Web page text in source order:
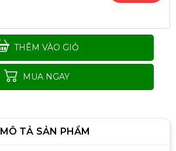
THÊM VÀO GIỎ
MUA NGAY
MÔ TẢ SẢN PHẨM